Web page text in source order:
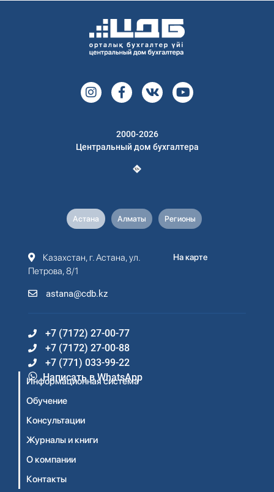
бухгалтера
2000-2026
Центральный дом бухгалтера
Астана Алматы Регионы
Казахстан, г. Астана, ул.
Петрова, 8/1
astana@cdb.kz
На карте
+7 (7172) 27-00-77
+7 (7172) 27-00-88
+7 (771) 033-99-22
Написать в WhatsApp
Информационная система
Обучение
Консультации
Журналы и книги
О компании
Контакты